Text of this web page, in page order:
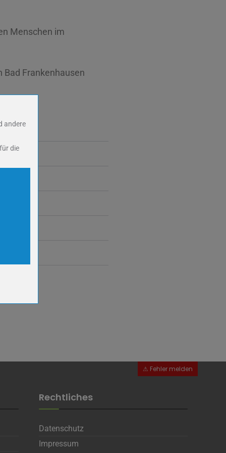
Menschen im
Bad Frankenhausen
Rechtliches
Datenschutz
Impressum
andere
die